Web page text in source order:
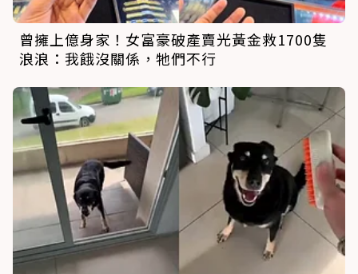
曾擁上億身家！女富豪破產賣光黃金救1700隻
浪浪：我餓沒關係，牠們不行